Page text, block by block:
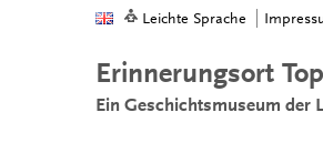
Leichte Sprache
Erinnerungsort
Ein Geschichtsmuseum der